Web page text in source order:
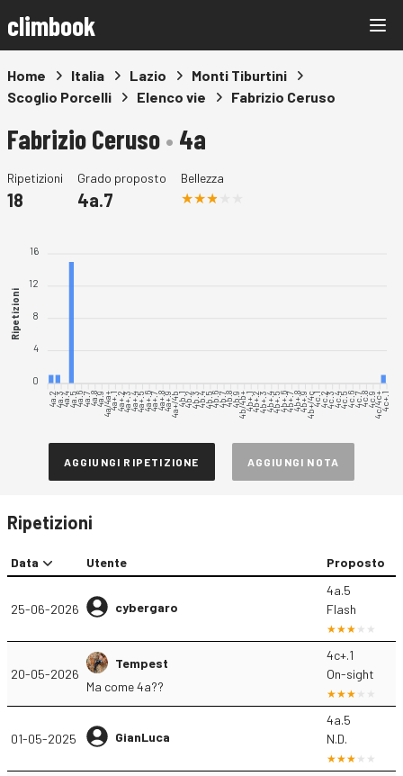
climbook
Home Italia Lazio
Monti Tiburtini
Scoglio Porcelli
Elenco vie Fabrizio Ceruso
Fabrizio Ceruso• 4a
Ripetizioni
18
Grado proposto
4a.7
Bellezza
16
12
8
4
0
Ripetizioni
4a.24a.34a.44a.54a.64a.74a.84a.94a/4a+4a+.14a+.24a+.34a+.44a+.54a+.64a+.74a+.84a+.94a+/4b4b.14b.24b.34b.44b.54b.64b.74b.84b.94b/4b+4b+.14b+.24b+.34b+.44b+.54b+.64b+.74b+.84b+.94b+/4c4c.14c.24c.34c.44c.54c.64c.74c.84c.94c/4c+4c+.1
AGGIUNGI RIPETIZIONE AGGIUNGI NOTA
Ripetizioni
Data Utente Proposto
25-06-2026 cybergaro
4a.5
Flash
20-05-2026
Tempest
Ma come 4a??
4c+.1
On-sight
01-05-2025 GianLuca
4a.5
N.D.